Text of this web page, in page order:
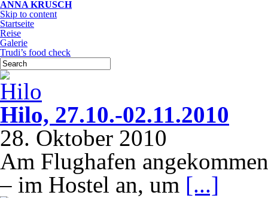
ANNA KRUSCH
Skip to content
Startseite
Reise
Galerie
Trudi’s food check
Hilo, 27.10.-02.11.2010
28. Oktober 2010
Am Flughafen
– im Hostel an, um [...]